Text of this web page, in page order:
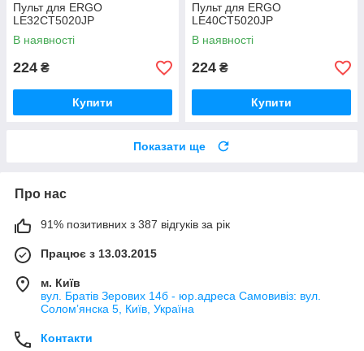
Пульт для ERGO
LE32CT5020JP
В наявності
224 ₴
Купити
Пульт для ERGO
LE40CT5020JP
В наявності
224 ₴
Купити
Показати ще
Про нас
91% позитивних з 387 відгуків за рік
Працює з 13.03.2015
м. Київ
вул. Братів Зерових 14б - юр.адреса Самовивіз: вул.
Соломʼянска 5, Київ, Україна
Контакти